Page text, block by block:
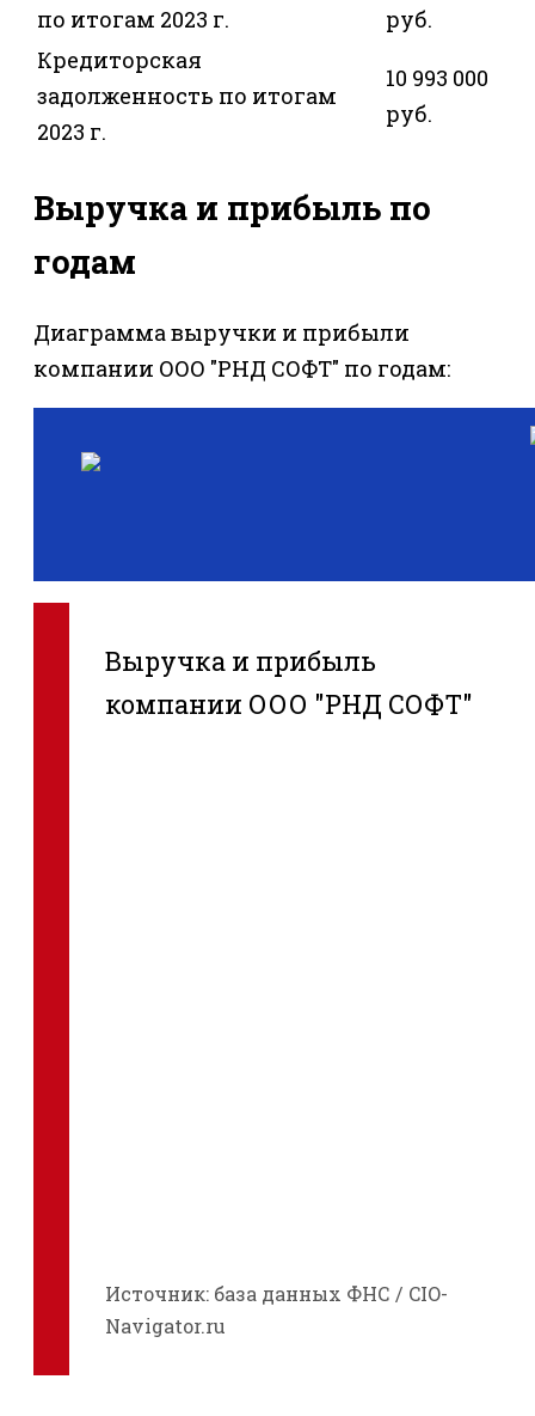
по итогам 2023 г.
руб.
Кредиторская
задолженность по итогам
2023 г.
10 993 000
руб.
Выручка и прибыль по
годам
Диаграмма выручки и прибыли
компании ООО "РНД СОФТ" по годам:
Выручка и прибыль
компании ООО "РНД СОФТ"
Источник: база данных ФНС / CIO-
Navigator.ru